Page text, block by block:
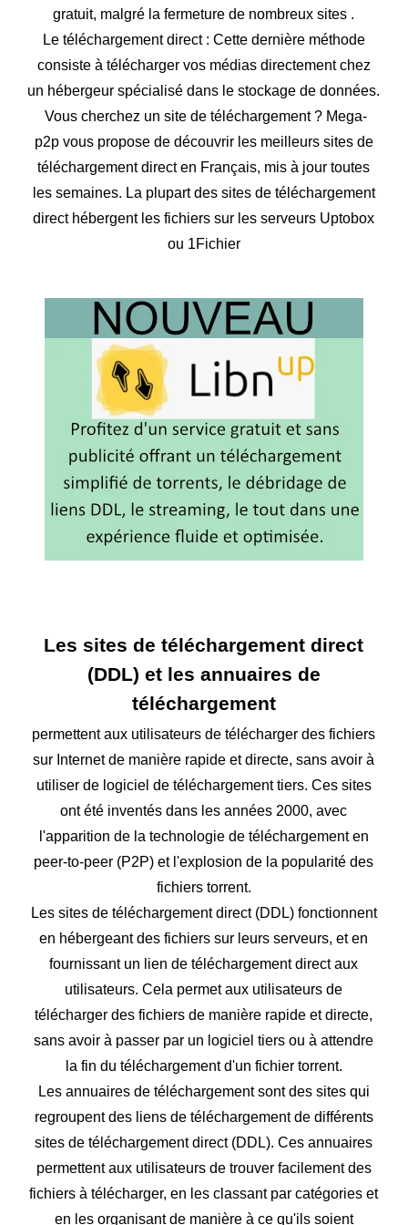
gratuit, malgré la fermeture de nombreux sites .
Le téléchargement direct : Cette dernière méthode
consiste à télécharger vos médias directement chez
un hébergeur spécialisé dans le stockage de données.
Vous cherchez un site de téléchargement ? Mega-
p2p vous propose de découvrir les meilleurs sites de
téléchargement direct en Français, mis à jour toutes
les semaines. La plupart des sites de téléchargement
direct hébergent les fichiers sur les serveurs Uptobox
ou 1Fichier
Les sites de téléchargement direct
(DDL) et les annuaires de
téléchargement
permettent aux utilisateurs de télécharger des fichiers
sur Internet de manière rapide et directe, sans avoir à
utiliser de logiciel de téléchargement tiers. Ces sites
ont été inventés dans les années 2000, avec
l'apparition de la technologie de téléchargement en
peer-to-peer (P2P) et l'explosion de la popularité des
fichiers torrent.
Les sites de téléchargement direct (DDL) fonctionnent
en hébergeant des fichiers sur leurs serveurs, et en
fournissant un lien de téléchargement direct aux
utilisateurs. Cela permet aux utilisateurs de
télécharger des fichiers de manière rapide et directe,
sans avoir à passer par un logiciel tiers ou à attendre
la fin du téléchargement d'un fichier torrent.
Les annuaires de téléchargement sont des sites qui
regroupent des liens de téléchargement de différents
sites de téléchargement direct (DDL). Ces annuaires
permettent aux utilisateurs de trouver facilement des
fichiers à télécharger, en les classant par catégories et
en les organisant de manière à ce qu'ils soient